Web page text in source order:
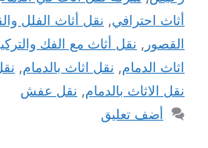
أثاث احترافي, نقل أثاث الفلل
القصور , نقل أثاث مع الفك
اثاث الدمام, نقل اثاث بالدمام,
نقل الاثاث بالدمام, نقل عفش
أضف تعليق